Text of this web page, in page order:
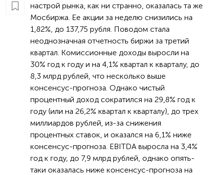
настрой рынка, как ни странно, оказалась та же
Мосбиржа. Ее акции за неделю снизились на
1,82%, до 137,75 рубля. Поводом стала
неоднозначная отчетность биржи за третий
квартал. Комиссионные доходы выросли на
30% год к году и на 4,1% квартал к кварталу, до
8,3 млрд рублей, что несколько выше
консенсус-прогноза. Однако чистый
процентный доход сократился на 29,8% год к
году (или на 26,2% квартал к кварталу), до трех
миллиардов рублей, из-за снижения
процентных ставок, и оказался на 6,1% ниже
консенсус-прогноза. EBITDA выросла на 3,4%
год к году, до 7,9 млрд рублей, однако опять-
таки оказалась ниже консенсус-прогноза на